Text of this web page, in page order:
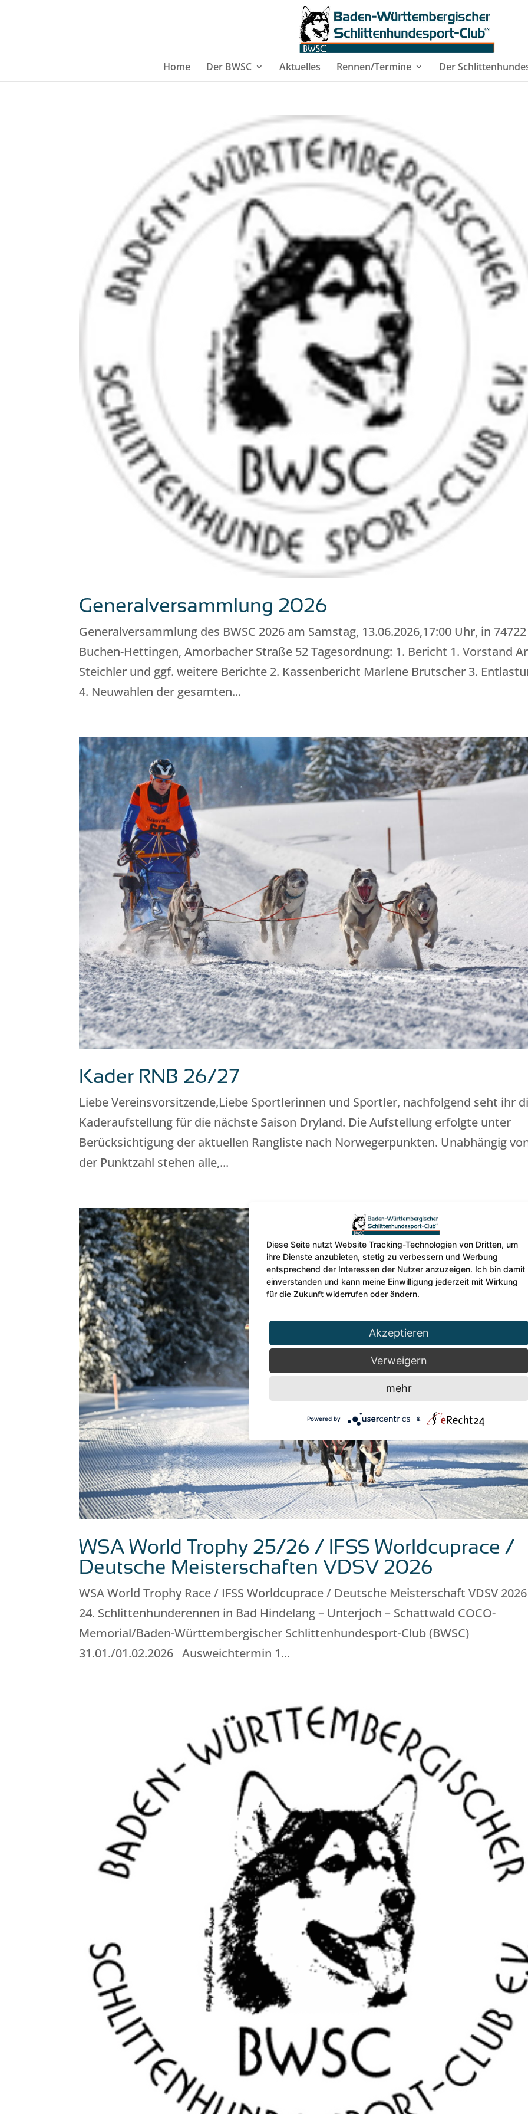
Home Der BWSC Aktuelles Rennen/Termine Der
Generalversammlung 2026
Generalversammlung des BWSC 2026 am Samstag, 13.06.2026,17:00 Uhr, in 74722
Buchen-Hettingen, Amorbacher Straße 52 Tagesordnung: 1. Bericht 1. Vorstand
Steichler und ggf. weitere Berichte 2. Kassenbericht Marlene Brutscher 3.
4. Neuwahlen der gesamten...
Kader RNB 26/27
Liebe Vereinsvorsitzende,Liebe Sportlerinnen und Sportler, nachfolgend seht ihr
Kaderaufstellung für die nächste Saison Dryland. Die Aufstellung erfolgte unter
Berücksichtigung der aktuellen Rangliste nach Norwegerpunkten. Unabhängig
der Punktzahl stehen alle,...
WSA World Trophy 25/26 / IFSS Worldcuprace /
Deutsche Meisterschaften VDSV 2026
WSA World Trophy Race / IFSS Worldcuprace / Deutsche Meisterschaft VDSV 2026
24. Schlittenhunderennen in Bad Hindelang – Unterjoch – Schattwald COCO-
Memorial/Baden-Württembergischer Schlittenhundesport-Club (BWSC)
31.01./01.02.2026 Ausweichtermin 1...
Diese Seite nutzt Website Tracking-Technologien von Dritten, um
ihre Dienste anzubieten, stetig zu verbessern und Werbung
entsprechend der Interessen der Nutzer anzuzeigen. Ich bin damit
einverstanden und kann meine Einwilligung jederzeit mit Wirkung
für die Zukunft widerrufen oder ändern.
Akzeptieren
Verweigern
mehr
Powered by &